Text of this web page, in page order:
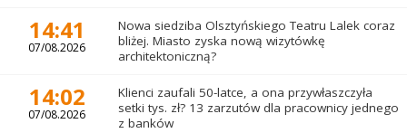
14:41
07/08.2026
Nowa siedziba Olsztyńskiego Teatru Lalek coraz
bliżej. Miasto zyska nową wizytówkę
architektoniczną?
14:02
07/08.2026
Klienci zaufali 50-latce, a ona przywłaszczyła
setki tys. zł? 13 zarzutów dla pracownicy jednego
z banków